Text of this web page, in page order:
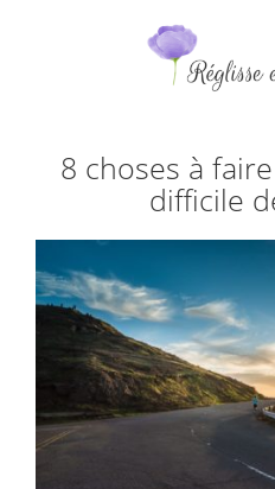
8 choses à
difficile